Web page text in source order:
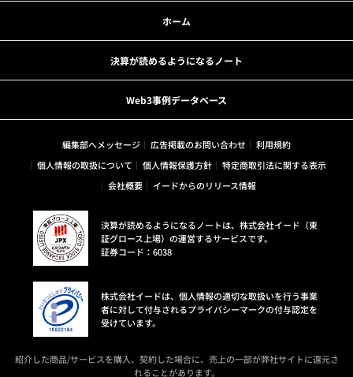
ホーム
決算が読めるようになるノート
Web3事例データベース
編集部へメッセージ 広告掲載のお問い合わせ
利用規約
個人情報の取扱について
個人情報保護方針
特定商取引法に関する表示
会社概要
イードからのリリース情報
決算が読めるようになるノートは、株式会社イード（東
証グロース上場）の運営するサービスです。
証券コード：6038
株式会社イードは、個人情報の適切な取扱いを行う事業
者に対して付与されるプライバシーマークの付与認定を
受けています。
紹介した商品/サービスを購入、契約した場合に、売上の一部が弊社サイトに還元さ
れることがあります。